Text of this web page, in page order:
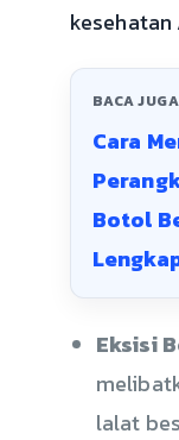
kesehatan
BACA JUGA
Cara
Botol
Eksisi
lalat